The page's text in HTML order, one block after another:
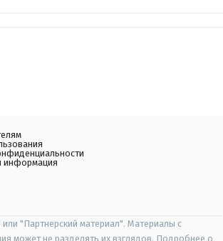
информация
"Партнерский материал". Материалы с
может не разделять их взглядов. Подробнее о